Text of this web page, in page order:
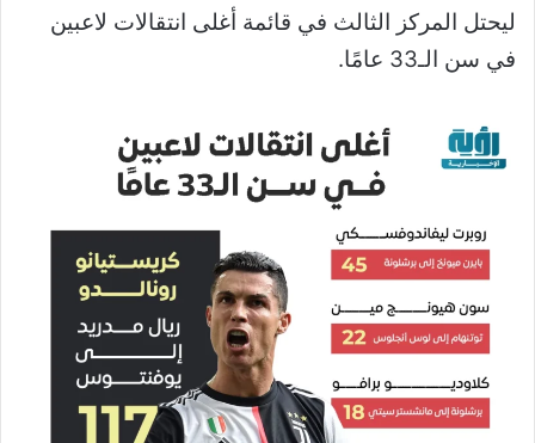
ليحتل المركز الثالث في قائمة أغلى انتقالات لاعبين
في سن الـ33 عامًا.